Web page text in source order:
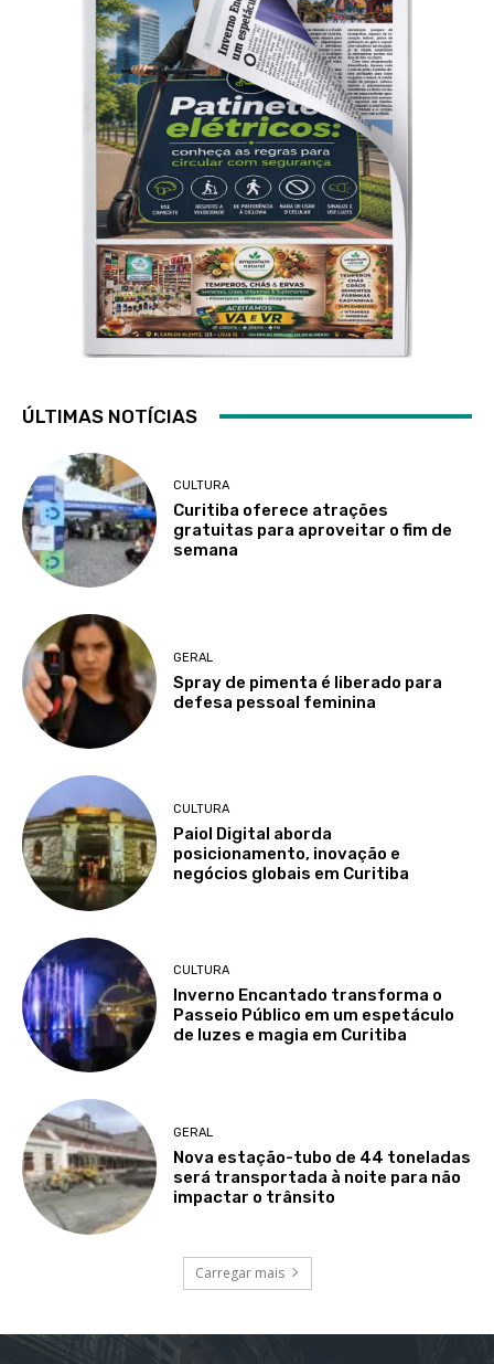
ÚLTIMAS NOTÍCIAS
CULTURA
Curitiba oferece atrações
gratuitas para aproveitar o fim de
semana
GERAL
Spray de pimenta é liberado para
defesa pessoal feminina
CULTURA
Paiol Digital aborda
posicionamento, inovação e
negócios globais em Curitiba
CULTURA
Inverno Encantado transforma o
Passeio Público em um espetáculo
de luzes e magia em Curitiba
GERAL
Nova estação-tubo de 44 toneladas
será transportada à noite para não
impactar o trânsito
Carregar mais